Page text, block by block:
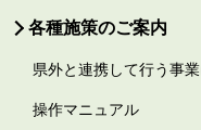
各種施策のご案内
県外と連携して行う事
操作マニュアル